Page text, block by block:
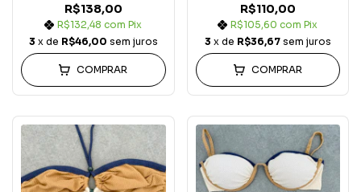
R$138,00
R$132,48com Pix
3 x de R$46,00 sem juros
COMPRAR
R$110,00
R$105,60com Pix
3 x de R$36,67 sem juros
COMPRAR